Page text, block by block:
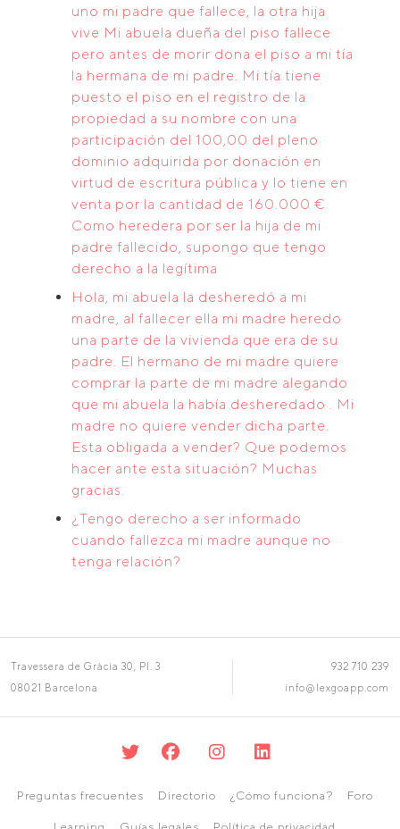
uno mi padre que fallece, la otra hija
vive Mi abuela dueña del piso fallece
pero antes de morir dona el piso a mi tía
la hermana de mi padre. Mi tía tiene
puesto el piso en el registro de la
propiedad a su nombre con una
participación del 100,00 del pleno
dominio adquirida por donación en
virtud de escritura pública y lo tiene en
venta por la cantidad de 160.000 €
Como heredera por ser la hija de mi
padre fallecido, supongo que tengo
derecho a la legítima
Hola, mi abuela la desheredó a mi
madre, al fallecer ella mi madre heredo
una parte de la vivienda que era de su
padre. El hermano de mi madre quiere
comprar la parte de mi madre alegando
que mi abuela la había desheredado . Mi
madre no quiere vender dicha parte.
Esta obligada a vender? Que podemos
hacer ante esta situación? Muchas
gracias.
¿Tengo derecho a ser informado
cuando fallezca mi madre aunque no
tenga relación?
Travessera de Gràcia 30, Pl. 3
08021 Barcelona
932 710 239
info@lexgoapp.com
Preguntas frecuentes Directorio ¿Cómo funciona? Foro